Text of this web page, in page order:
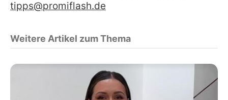
tipps@promiflash.de
Weitere Artikel zum Thema